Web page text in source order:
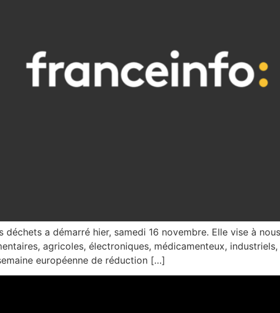
a démarré hier, samedi 16 novembre. Elle vise à
agricoles, électroniques, médicamenteux,
européenne de réduction […]